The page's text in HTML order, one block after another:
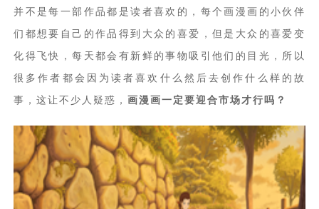
并不是每一部作品都是读者喜欢的，每个画漫画的小伙伴
们都想要自己的作品得到大众的喜爱，但是大众的喜爱变
化得飞快，每天都会有新鲜的事物吸引他们的目光，所以
很多作者都会因为读者喜欢什么然后去创作什么样的故
事，这让不少人疑惑，画漫画一定要迎合市场才行吗？